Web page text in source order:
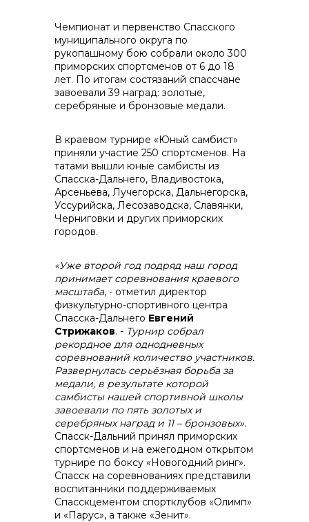
контакты отдела закупок
Контакты
+7 (423) 234 50 50
info@vostokcement.ru
Чемпионат и первенство Спасского
муниципального округа по
рукопашному бою собрали около 300
приморских спортсменов от 6 до 18
лет. По итогам состязаний спассчане
завоевали 39 наград: золотые,
серебряные и бронзовые медали.
В краевом турнире «Юный самбист»
приняли участие 250 спортсменов. На
татами вышли юные самбисты из
Спасска-Дальнего, Владивостока,
Арсеньева, Лучегорска, Дальнегорска,
Уссурийска, Лесозаводска, Славянки,
Черниговки и других приморских
городов.
«Уже второй год подряд наш город
принимает соревнования краевого
масштаба, - отметил директор
физкультурно-спортивного центра
Спасска-Дальнего Евгений
Стрижаков. - Турнир собрал
рекордное для однодневных
соревнований количество участников.
Развернулась серьёзная борьба за
медали, в результате которой
самбисты нашей спортивной школы
завоевали по пять золотых и
серебряных наград и 11 – бронзовых».
Спасск-Дальний принял приморских
спортсменов и на ежегодном открытом
турнире по боксу «Новогодний ринг».
Спасск на соревнованиях представили
воспитанники поддерживаемых
Спасскцементом спортклубов «Олимп»
и «Парус», а также «Зенит».